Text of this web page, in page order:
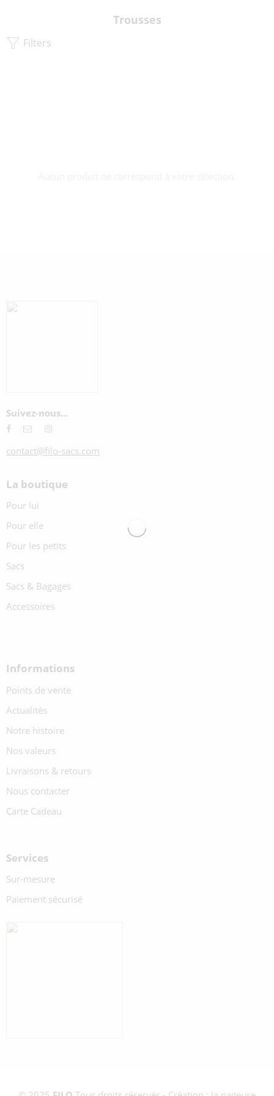
Trousses
Filters
Suivez-nous...
contact@filo-sacs.com
La boutique
Pour lui
Pour elle
Pour les petits
Sacs
Sacs & Bagages
Accessoires
Informations
Points de vente
Actualités
Notre histoire
Nos valeurs
Livraisons & retours
Nous contacter
Carte Cadeau
Services
Sur-mesure
Paiement sécurisé